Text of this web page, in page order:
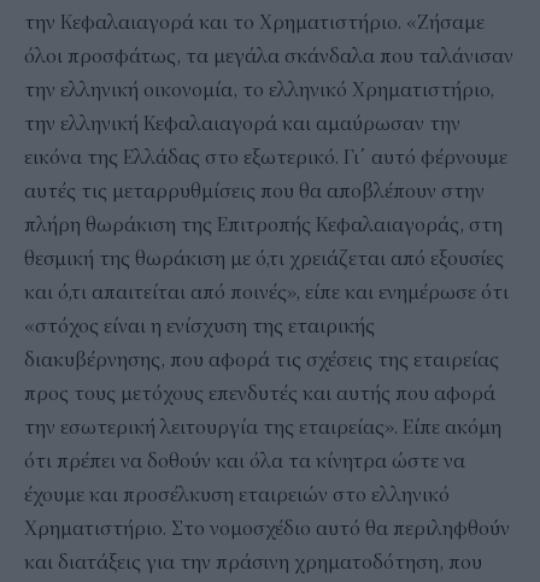
την Κεφαλαιαγορά και το Χρηματιστήριο. «Ζήσαμε
όλοι προσφάτως, τα μεγάλα σκάνδαλα που ταλάνισαν
την ελληνική οικονομία, το ελληνικό Χρηματιστήριο,
την ελληνική Κεφαλαιαγορά και αμαύρωσαν την
εικόνα της Ελλάδας στο εξωτερικό. Γι΄ αυτό φέρνουμε
αυτές τις μεταρρυθμίσεις που θα αποβλέπουν στην
πλήρη θωράκιση της Επιτροπής Κεφαλαιαγοράς, στη
θεσμική της θωράκιση με ό,τι χρειάζεται από εξουσίες
και ό,τι απαιτείται από ποινές», είπε και ενημέρωσε ότι
«στόχος είναι η ενίσχυση της εταιρικής
διακυβέρνησης, που αφορά τις σχέσεις της εταιρείας
προς τους μετόχους επενδυτές και αυτής που αφορά
την εσωτερική λειτουργία της εταιρείας». Είπε ακόμη
ότι πρέπει να δοθούν και όλα τα κίνητρα ώστε να
έχουμε και προσέλκυση εταιρειών στο ελληνικό
Χρηματιστήριο. Στο νομοσχέδιο αυτό θα περιληφθούν
και διατάξεις για την πράσινη χρηματοδότηση, που